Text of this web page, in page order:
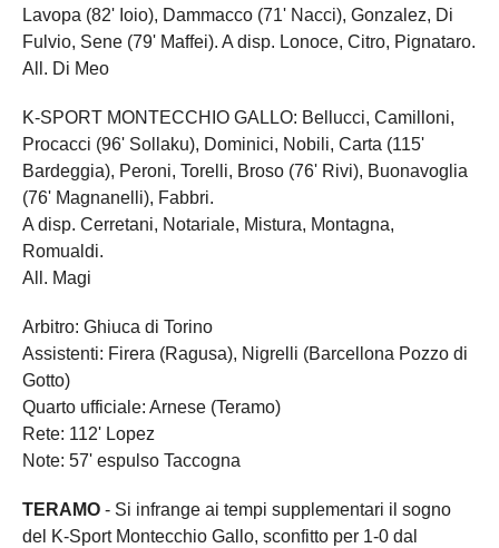
Lavopa (82' Ioio), Dammacco (71' Nacci), Gonzalez, Di
Fulvio, Sene (79' Maffei). A disp. Lonoce, Citro, Pignataro.
All. Di Meo
K-SPORT MONTECCHIO GALLO: Bellucci, Camilloni,
Procacci (96' Sollaku), Dominici, Nobili, Carta (115'
Bardeggia), Peroni, Torelli, Broso (76' Rivi), Buonavoglia
(76' Magnanelli), Fabbri.
A disp. Cerretani, Notariale, Mistura, Montagna,
Romualdi.
All. Magi
Arbitro: Ghiuca di Torino
Assistenti: Firera (Ragusa), Nigrelli (Barcellona Pozzo di
Gotto)
Quarto ufficiale: Arnese (Teramo)
Rete: 112' Lopez
Note: 57' espulso Taccogna
TERAMO - Si infrange ai tempi supplementari il sogno
del K-Sport Montecchio Gallo, sconfitto per 1-0 dal